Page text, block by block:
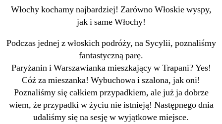
Włochy kochamy najbardziej! Zarówno Włoskie wyspy,
jak i same Włochy!
Podczas jednej z włoskich podróży, na Sycylii, poznaliśmy
fantastyczną parę.
Paryżanin i Warszawianka mieszkający w Trapani? Yes!
Cóż za mieszanka! Wybuchowa i szalona, jak oni!
Poznaliśmy się całkiem przypadkiem, ale już ja dobrze
wiem, że przypadki w życiu nie istnieją! Następnego dnia
udaliśmy się na sesję w wyjątkowe miejsce.